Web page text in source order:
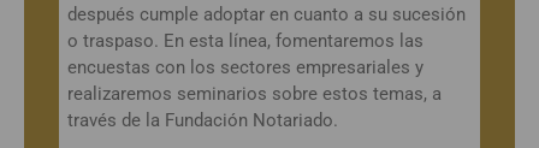
después cumple adoptar en cuanto a su sucesión
o traspaso. En esta línea, fomentaremos las
encuestas con los sectores empresariales y
realizaremos seminarios sobre estos temas, a
través de la Fundación Notariado.